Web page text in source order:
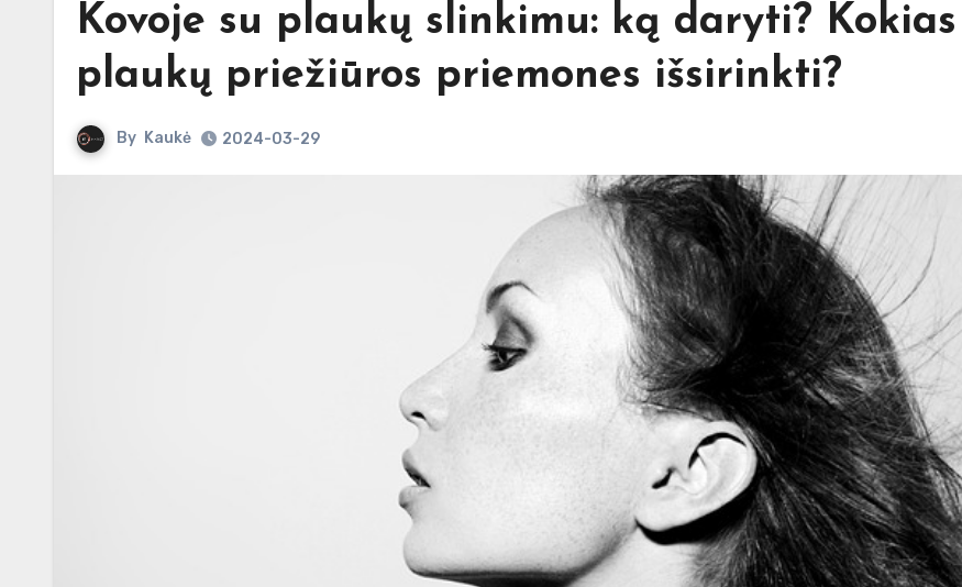
Kovoje su plaukų slinkimu: ką daryti? Kokias
plaukų priežiūros priemones išsirinkti?
By Kaukė 2024-03-29